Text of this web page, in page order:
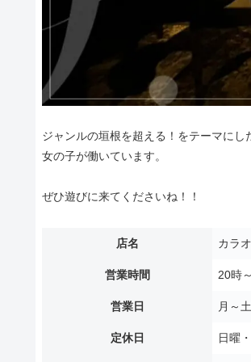
ジャンルの垣根を超える！をテーマに
女の子が働いています。
ぜひ遊びに来てくださいね！！
店名 カラ
営業時間 20時
営業日 月～
定休日 日曜